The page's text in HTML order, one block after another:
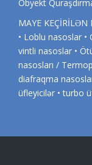
Obyekt
MAYE KEÇİRİLƏN
• Loblu nasoslar •
vintli nasoslar •
nasosları /
diafraqma
üfleyicilər • turbo